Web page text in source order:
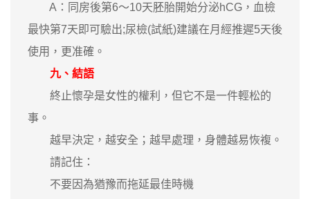
A：同房後第6～10天胚胎開始分泌hCG，血檢
最快第7天即可驗出;尿檢(試紙)建議在月經推遲5天後
使用，更准確。
九、結語
終止懷孕是女性的權利，但它不是一件輕松的
事。
越早決定，越安全；越早處理，身體越易恢複。
請記住：
不要因為猶豫而拖延最佳時機